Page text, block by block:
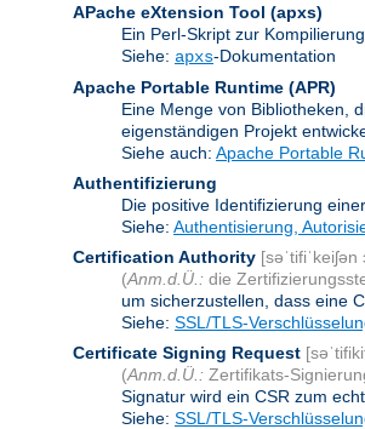
APache eXtension Tool (apxs)
Ein Perl-Skript zur
Siehe: apxs-Dokumentation
Apache Portable Runtime (APR)
Eine Menge von Bibliotheken,
eigenständigen Projekt
Siehe auch: Apache Portable
Authentifizierung
Die positive Identifizierung
Siehe: Authentisierung,
Certification Authority [səˈtifiˈkeiʃən
(Anm.d.Ü.: die
um sicherzustellen, dass eine
Siehe: SSL/TLS-
Certificate Signing Request
(Anm.d.Ü.: Zertifikats-
Signatur wird ein CSR zum
Siehe: SSL/TLS-